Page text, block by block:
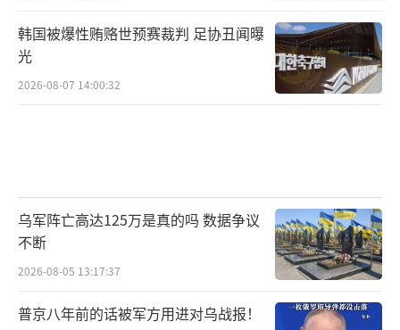
韩国被爆性贿赂世预赛裁判 足协丑闻曝
光
2026-08-07 14:00:32
乌军阵亡高达125万是真的吗 数据争议
不断
2026-08-05 13:17:37
普京八年前的话被军方用进对乌战报！